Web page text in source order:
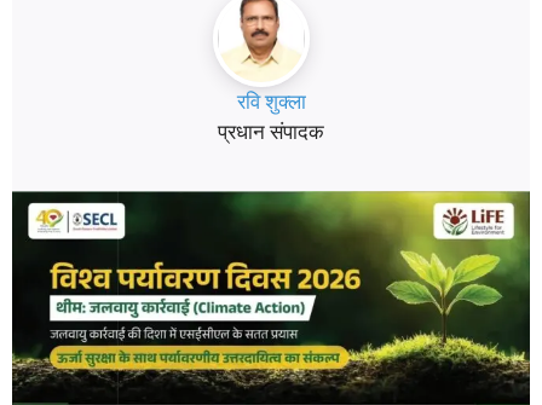
रवि शुक्ला
प्रधान संपादक